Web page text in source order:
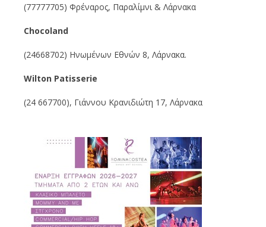
(77777705) Φρέναρος, Παραλίμνι & Λάρνακα
Chocoland
(24668702) Ηνωμένων Εθνών 8, Λάρνακα.
Wilton Patisserie
(24 667700), Γιάννου Κρανιδιώτη 17, Λάρνακα